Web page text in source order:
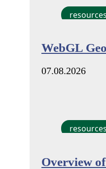
resources
WebGL
07.08.2026
resources
Overview